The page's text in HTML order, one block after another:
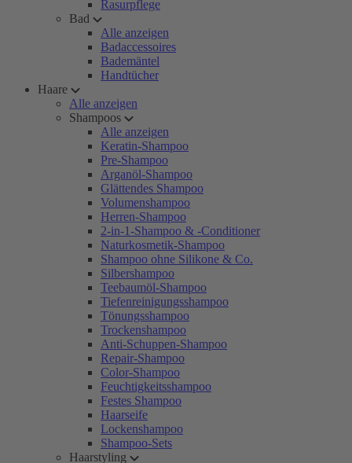
Rasurpflege
Bad
Alle anzeigen
Badaccessoires
Bademäntel
Handtücher
Haare
Alle anzeigen
Shampoos
Alle anzeigen
Keratin-Shampoo
Pre-Shampoo
Arganöl-Shampoo
Glättendes Shampoo
Volumenshampoo
Herren-Shampoo
2-in-1-Shampoo & -Conditioner
Naturkosmetik-Shampoo
Shampoo ohne Silikone & Co.
Silbershampoo
Teebaumöl-Shampoo
Tiefenreinigungsshampoo
Tönungsshampoo
Trockenshampoo
Anti-Schuppen-Shampoo
Repair-Shampoo
Color-Shampoo
Feuchtigkeitsshampoo
Festes Shampoo
Haarseife
Lockenshampoo
Shampoo-Sets
Haarstyling